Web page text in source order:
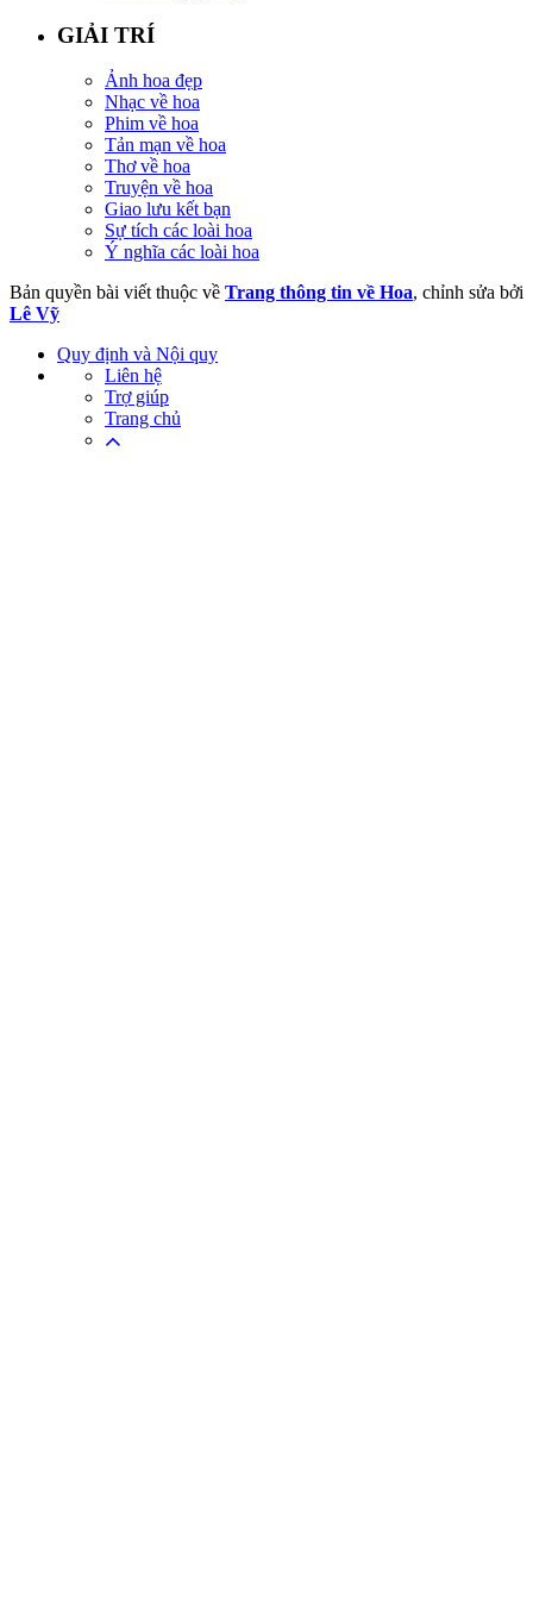
GIẢI TRÍ
Ảnh hoa đẹp
Nhạc về hoa
Phim về hoa
Tản mạn về hoa
Thơ về hoa
Truyện về hoa
Giao lưu kết bạn
Sự tích các loài hoa
Ý nghĩa các loài hoa
Bản quyền bài viết thuộc về Trang thông tin về Hoa, chỉnh sửa bởi
Lê Vỹ
Quy định và Nội quy
Liên hệ
Trợ giúp
Trang chủ